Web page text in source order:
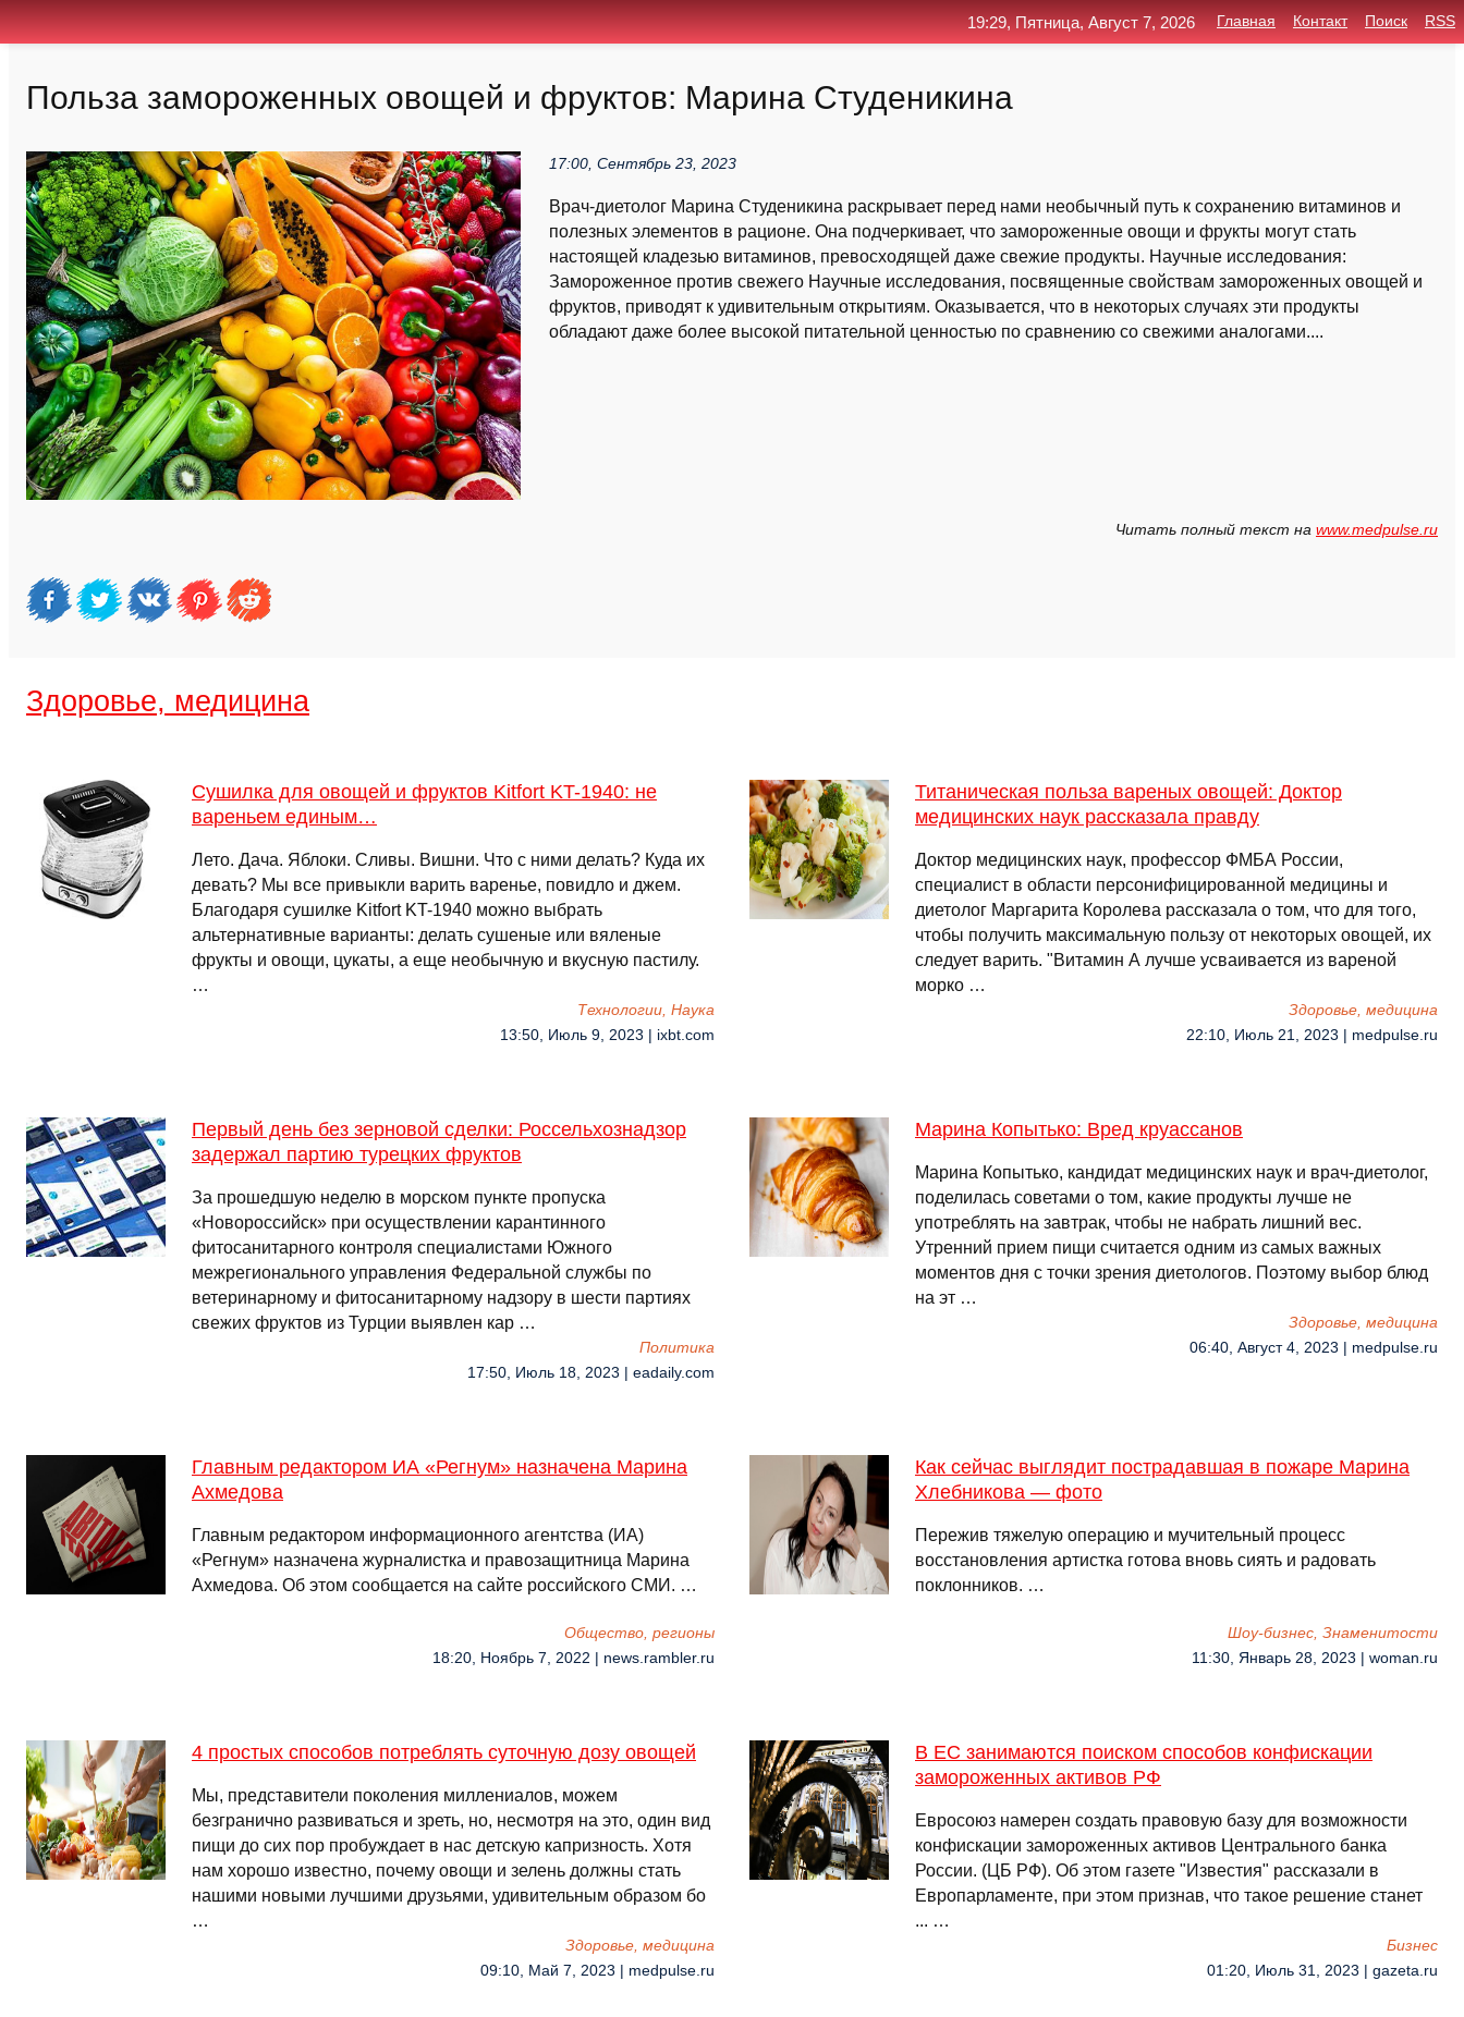
Польза замороженных овощей и фруктов: Марина Студеникина
17:00, Сентябрь 23, 2023
Врач-диетолог Марина Студеникина раскрывает перед нами необычный путь к сохранению витаминов и
полезных элементов в рационе. Она подчеркивает, что замороженные овощи и фрукты могут стать
настоящей кладезью витаминов, превосходящей даже свежие продукты. Научные исследования:
Замороженное против свежего Научные исследования, посвященные свойствам замороженных овощей и
фруктов, приводят к удивительным открытиям. Оказывается, что в некоторых случаях эти продукты
обладают даже более высокой питательной ценностью по сравнению со свежими аналогами....
Читать полный текст на www.medpulse.ru
Здоровье, медицина
Сушилка для овощей и фруктов Kitfort KT-1940: не
вареньем единым…
Лето. Дача. Яблоки. Сливы. Вишни. Что с ними делать? Куда их
девать? Мы все привыкли варить варенье, повидло и джем.
Благодаря сушилке Kitfort KT-1940 можно выбрать
альтернативные варианты: делать сушеные или вяленые
фрукты и овощи, цукаты, а еще необычную и вкусную пастилу.
…
Технологии, Наука
13:50, Июль 9, 2023 | ixbt.com
Титаническая польза вареных овощей: Доктор
медицинских наук рассказала правду
Доктор медицинских наук, профессор ФМБА России,
специалист в области персонифицированной медицины и
диетолог Маргарита Королева рассказала о том, что для того,
чтобы получить максимальную пользу от некоторых овощей, их
следует варить. "Витамин А лучше усваивается из вареной
морко …
Здоровье, медицина
22:10, Июль 21, 2023 | medpulse.ru
Первый день без зерновой сделки: Россельхознадзор
задержал партию турецких фруктов
За прошедшую неделю в морском пункте пропуска
«Новороссийск» при осуществлении карантинного
фитосанитарного контроля специалистами Южного
межрегионального управления Федеральной службы по
ветеринарному и фитосанитарному надзору в шести партиях
свежих фруктов из Турции выявлен кар …
Политика
17:50, Июль 18, 2023 | eadaily.com
Марина Копытько: Вред круассанов
Марина Копытько, кандидат медицинских наук и врач-диетолог,
поделилась советами о том, какие продукты лучше не
употреблять на завтрак, чтобы не набрать лишний вес.
Утренний прием пищи считается одним из самых важных
моментов дня с точки зрения диетологов. Поэтому выбор блюд
на эт …
Здоровье, медицина
06:40, Август 4, 2023 | medpulse.ru
Главным редактором ИА «Регнум» назначена Марина
Ахмедова
Главным редактором информационного агентства (ИА)
«Регнум» назначена журналистка и правозащитница Марина
Ахмедова. Об этом сообщается на сайте российского СМИ. …
Общество, регионы
18:20, Ноябрь 7, 2022 | news.rambler.ru
Как сейчас выглядит пострадавшая в пожаре Марина
Хлебникова — фото
Пережив тяжелую операцию и мучительный процесс
восстановления артистка готова вновь сиять и радовать
поклонников. …
Шоу-бизнес, Знаменитости
11:30, Январь 28, 2023 | woman.ru
4 простых способов потреблять суточную дозу овощей
Мы, представители поколения миллениалов, можем
безгранично развиваться и зреть, но, несмотря на это, один вид
пищи до сих пор пробуждает в нас детскую капризность. Хотя
нам хорошо известно, почему овощи и зелень должны стать
нашими новыми лучшими друзьями, удивительным образом бо
…
Здоровье, медицина
09:10, Май 7, 2023 | medpulse.ru
В ЕС занимаются поиском способов конфискации
замороженных активов РФ
Евросоюз намерен создать правовую базу для возможности
конфискации замороженных активов Центрального банка
России. (ЦБ РФ). Об этом газете "Известия" рассказали в
Европарламенте, при этом признав, что такое решение станет
... …
Бизнес
01:20, Июль 31, 2023 | gazeta.ru
19:29, Пятница, Август 7, 2026 Главная Контакт Поиск RSS